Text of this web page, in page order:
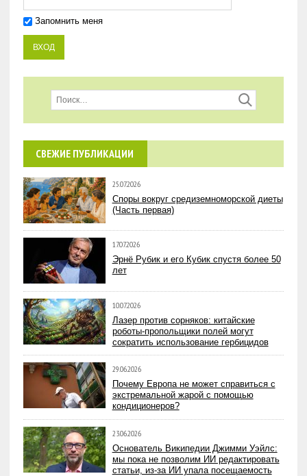
Запомнить меня
СВЕЖИЕ ПУБЛИКАЦИИ
25.07.2026
Споры вокруг средиземноморской диеты
(Часть первая)
17.07.2026
Эрнё Рубик и его Кубик спустя более 50
лет
10.07.2026
Лазер против сорняков: китайские
роботы-пропольщики полей могут
сократить использование гербицидов
29.06.2026
Почему Европа не может справиться с
экстремальной жарой с помощью
кондиционеров?
23.06.2026
Основатель Википедии Джимми Уэйлс:
мы пока не позволим ИИ редактировать
статьи, из-за ИИ упала посещаемость